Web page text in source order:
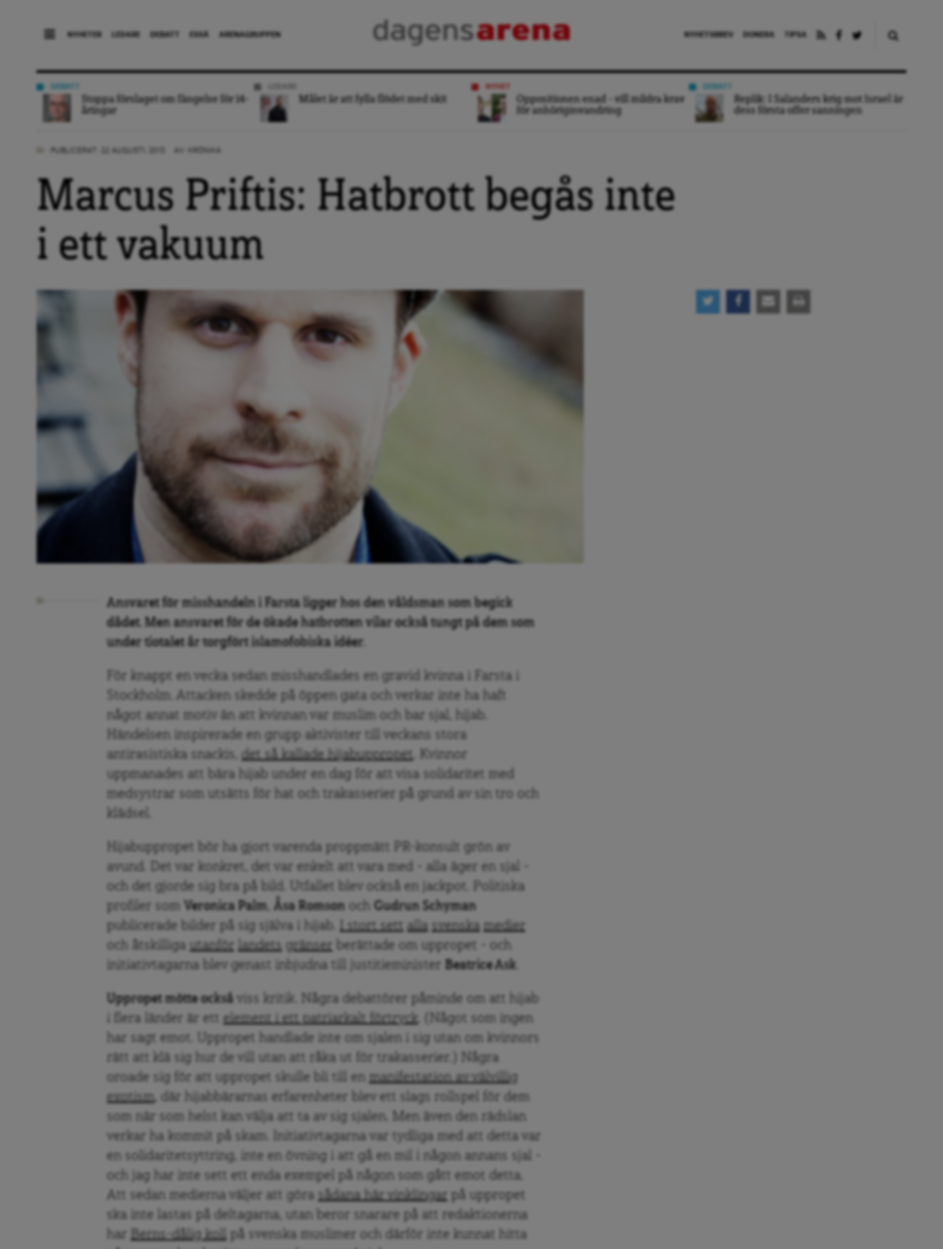
NYHETER LEDARE DEBATT ESSÄ ARENAGRUPPEN NYHETSBREV DONERA TIPSA
Stoppa förslaget om fängelse för 14-
åringar
Målet är att fylla flödet med skit
NYHET
Oppositionen enad – vill mildra krav
för anhöriginvandring
Replik: I Salanders krig mot Israel är
dess första offer sanningen
Marcus Priftis: Hatbrott begås inte
i ett vakuum
Ansvaret för misshandeln i Farsta ligger hos den våldsman som begick
dådet. Men ansvaret för de ökade hatbrotten vilar också tungt på dem som
under tiotalet år torgfört islamofobiska idéer.
För knappt en vecka sedan misshandlades en gravid kvinna i Farsta i
Stockholm. Attacken skedde på öppen gata och verkar inte ha haft
något annat motiv än att kvinnan var muslim och bar sjal, hijab.
Händelsen inspirerade en grupp aktivister till veckans stora
antirasistiska snackis, det så kallade hijabuppropet. Kvinnor
uppmanades att bära hijab under en dag för att visa solidaritet med
medsystrar som utsätts för hat och trakasserier på grund av sin tro och
klädsel.
Hijabuppropet bör ha gjort varenda proppmätt PR-konsult grön av
avund. Det var konkret, det var enkelt att vara med – alla äger en sjal –
och det gjorde sig bra på bild. Utfallet blev också en jackpot. Politiska
profiler som Veronica Palm, Åsa Romson och Gudrun Schyman
publicerade bilder på sig själva i hijab. I stort sett alla svenska medier
och åtskilliga utanför landets gränser berättade om uppropet – och
initiativtagarna blev genast inbjudna till justitieminister
Beatrice Ask
Uppropet mötte också viss kritik. Några debattörer påminde om att hijab
i flera länder är ett element i ett patriarkalt förtryck . (Något som ingen
har sagt emot. Uppropet handlade inte om sjalen i sig utan om kvinnors
rätt att klä sig hur de vill utan att råka ut för trakasserier.) Några
oroade sig för att uppropet skulle bli till en manifestation av välvillig
exotism, där hijabbärarnas erfarenheter blev ett slags rollspel för dem
som när som helst kan välja att ta av sig sjalen. Men även den rädslan
verkar ha kommit på skam. Initiativtagarna var tydliga med att detta var
en solidaritetsyttring, inte en övning i att gå en mil i någon annans sjal –
och jag har inte sett ett enda exempel på någon som gått emot detta.
Att sedan medierna väljer att göra sådana här vinklingar på uppropet
ska inte lastas på deltagarna, utan beror snarare på att redaktionerna
har
Berns-dålig koll på svenska muslimer och därför inte kunnat hitta